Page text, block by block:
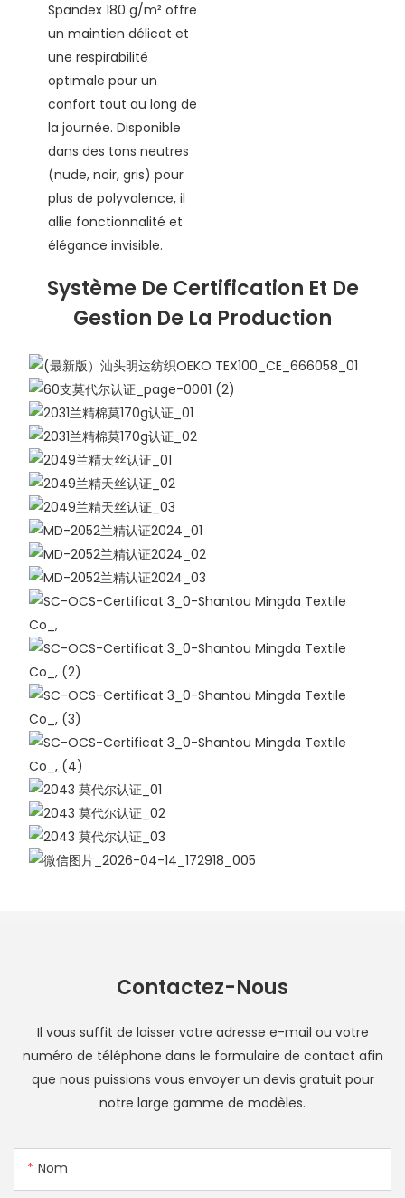
Spandex 180 g/m² offre
un maintien délicat et
une respirabilité
optimale pour un
confort tout au long de
la journée. Disponible
dans des tons neutres
(nude, noir, gris) pour
plus de polyvalence, il
allie fonctionnalité et
élégance invisible.
Système De Certification Et De
Gestion De La Production
Contactez-Nous
Il vous suffit de laisser votre adresse e-mail ou votre
numéro de téléphone dans le formulaire de contact afin
que nous puissions vous envoyer un devis gratuit pour
notre large gamme de modèles.
Nom